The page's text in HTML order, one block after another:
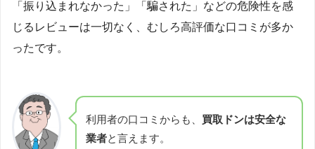
「振り込まれなかった」「騙された」などの危険性を感
じるレビューは一切なく、むしろ高評価な口コミが多か
ったです。
利用者の口コミからも、 買取ドンは安全な
業者と言えます。